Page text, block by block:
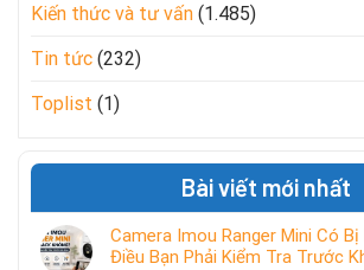
Kiến thức và tư vấn (1.485)
Tin tức (232)
Toplist (1)
Bài viết mới nhất
Camera Imou Ranger Mini Có
Điều Bạn Phải Kiểm Tra Trước